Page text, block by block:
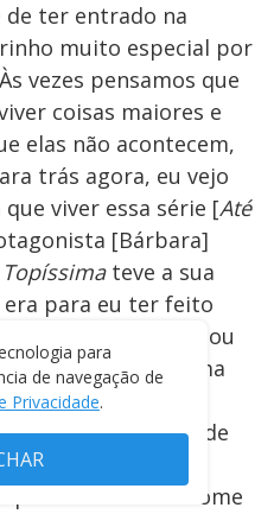
ter entrado na
muito especial por
vezes pensamos que
coisas maiores e
elas não acontecem,
trás agora, eu vejo
viver essa série [Até
[Bárbara]
Topíssimateve a sua
para eu ter feito
que ficou
nome, mas era uma
e entendendo
gravações, foi onde
ter nome, isso é
eu não tinha nome
para
de navegação de
Privacidade.